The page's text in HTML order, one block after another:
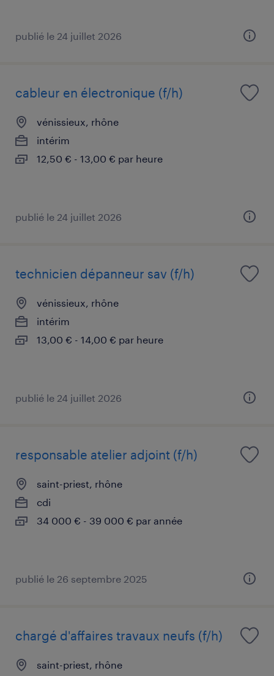
publié le 24 juillet 2026
cableur en électronique (f/h)
vénissieux, rhône
intérim
12,50 € - 13,00 € par heure
publié le 24 juillet 2026
technicien dépanneur sav (f/h)
vénissieux, rhône
intérim
13,00 € - 14,00 € par heure
publié le 24 juillet 2026
responsable atelier adjoint (f/h)
saint-priest, rhône
cdi
34 000 € - 39 000 € par année
publié le 26 septembre 2025
chargé d'affaires travaux neufs (f/h)
saint-priest, rhône